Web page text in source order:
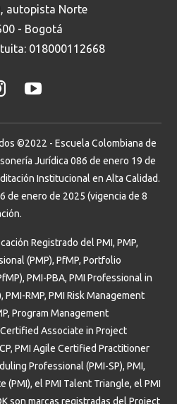
autopista Norte
- Bogotá
018000112668
©2022 - Escuela Colombiana de
Jurídica 086 de enero 19 de
Institucional en Alta Calidad.
de enero de 2025 (vigencia de 8
Registrado del PMI, PMP,
(PMP), PfMP, Portfolio
PMI-PBA, PMI Professional in
RMP, PMI Risk Management
Program Management
Associate in Project
PMI Agile Certified Practitioner
Professional (PMI-SP), PMI,
el PMI Talent Triangle, el PMI
son marcas registradas del Project